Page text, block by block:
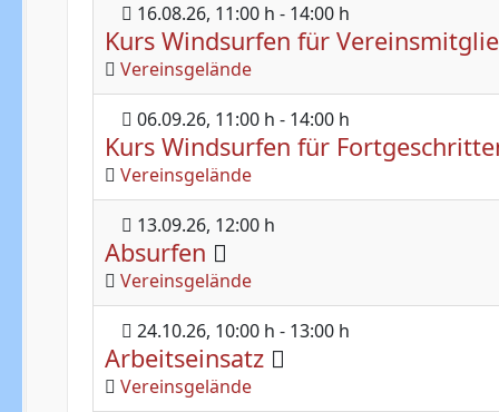
16.08.26, 11:00 h - 14:00 h
Kurs Windsurfen für
Vereinsgelände
06.09.26, 11:00 h - 14:00 h
Kurs Windsurfen für
Vereinsgelände
13.09.26, 12:00 h
Absurfen
Vereinsgelände
24.10.26, 10:00 h - 13:00 h
Arbeitseinsatz
Vereinsgelände